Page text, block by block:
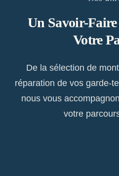
Un Savoir-Faire
Votre
De la sélection de
réparation de vos garde-
nous vous
votre